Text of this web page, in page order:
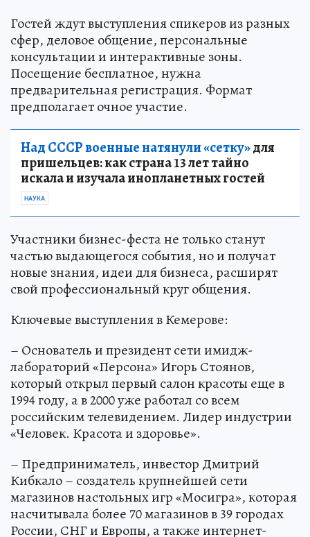
Гостей ждут выступления спикеров из разных
сфер, деловое общение, персональные
консультации и интерактивные зоны.
Посещение бесплатное, нужна
предварительная регистрация. Формат
предполагает очное участие.
Над СССР военные натянули «сетку»для
пришельцев: как страна 13 лет тайно
искала и изучала инопланетных гостей
НАУКА
Участники бизнес-феста не только станут
частью выдающегося события, но и получат
новые знания, идеи для бизнеса, расширят
свой профессиональный круг общения.
Ключевые выступления в Кемерове:
– Основатель и президент сети имидж-
лабораторий «Персона» Игорь Стоянов,
который открыл первый салон красоты еще в
1994 году, а в 2000 уже работал со всем
российским телевидением. Лидер индустрии
«Человек. Красота и здоровье».
– Предприниматель, инвестор Дмитрий
Кибкало – создатель крупнейшей сети
магазинов настольных игр «Мосигра», которая
насчитывала более 70 магазинов в 39 городах
России, СНГ и Европы, а также интернет-